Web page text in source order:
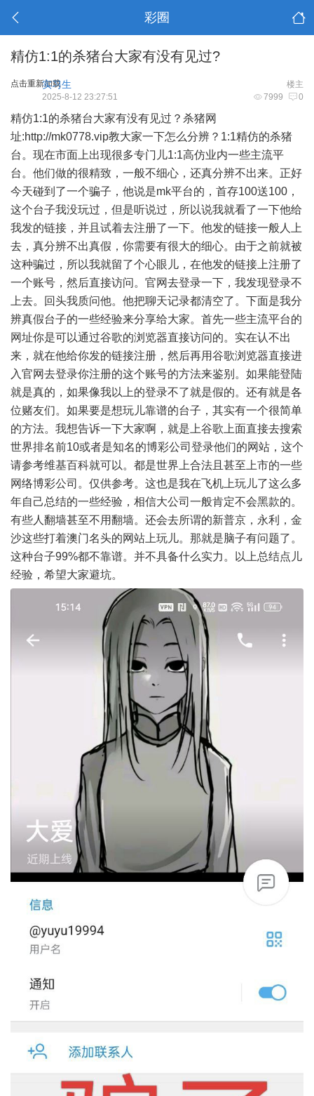
彩圈
精仿1:1的杀猪台大家有没有见过?
点击重新加载 楼主
实习生
7999 0
2025-8-12 23:27:51
精仿1:1的杀猪台大家有没有见过？杀猪网
址:http://mk0778.vip教大家一下怎么分辨？1:1精仿的杀猪
台。现在市面上出现很多专门儿1:1高仿业内一些主流平
台。他们做的很精致，一般不细心，还真分辨不出来。正好
今天碰到了一个骗子，他说是mk平台的，首存100送100，
这个台子我没玩过，但是听说过，所以说我就看了一下他给
我发的链接，并且试着去注册了一下。他发的链接一般人上
去，真分辨不出真假，你需要有很大的细心。由于之前就被
这种骗过，所以我就留了个心眼儿，在他发的链接上注册了
一个账号，然后直接访问。官网去登录一下，我发现登录不
上去。回头我质问他。他把聊天记录都清空了。下面是我分
辨真假台子的一些经验来分享给大家。首先一些主流平台的
网址你是可以通过谷歌的浏览器直接访问的。实在认不出
来，就在他给你发的链接注册，然后再用谷歌浏览器直接进
入官网去登录你注册的这个账号的方法来鉴别。如果能登陆
就是真的，如果像我以上的登录不了就是假的。还有就是各
位赌友们。如果要是想玩儿靠谱的台子，其实有一个很简单
的方法。我想告诉一下大家啊，就是上谷歌上面直接去搜索
世界排名前10或者是知名的博彩公司登录他们的网站，这个
请参考维基百科就可以。都是世界上合法且甚至上市的一些
网络博彩公司。仅供参考。这也是我在飞机上玩儿了这么多
年自己总结的一些经验，相信大公司一般肯定不会黑款的。
有些人翻墙甚至不用翻墙。还会去所谓的新普京，永利，金
沙这些打着澳门名头的网站上玩儿。那就是脑子有问题了。
这种台子99%都不靠谱。并不具备什么实力。以上总结点儿
经验，希望大家避坑。